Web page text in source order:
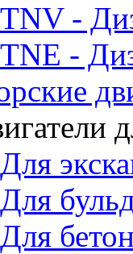
TNV -
TNE -
Для
Для
Для